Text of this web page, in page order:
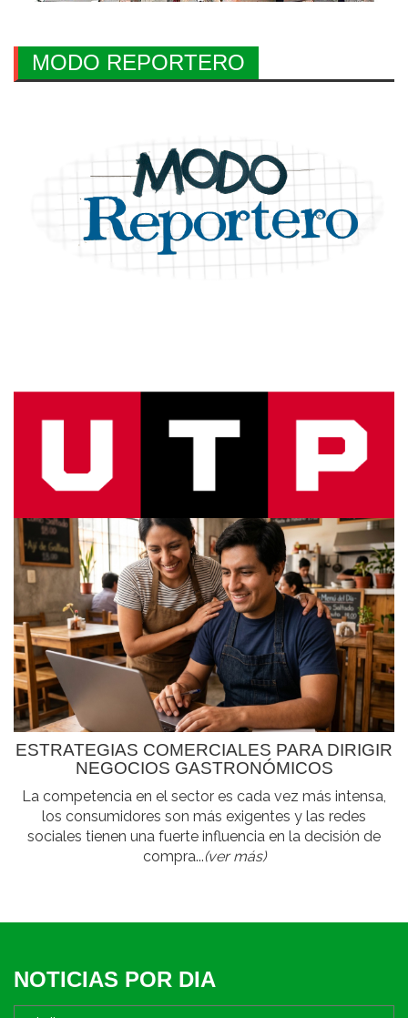
MODO REPORTERO
ESTRATEGIAS COMERCIALES PARA DIRIGIR
NEGOCIOS GASTRONÓMICOS
La competencia en el sector es cada vez más intensa,
los consumidores son más exigentes y las redes
sociales tienen una fuerte influencia en la decisión de
compra...(ver más)
NOTICIAS POR DIA